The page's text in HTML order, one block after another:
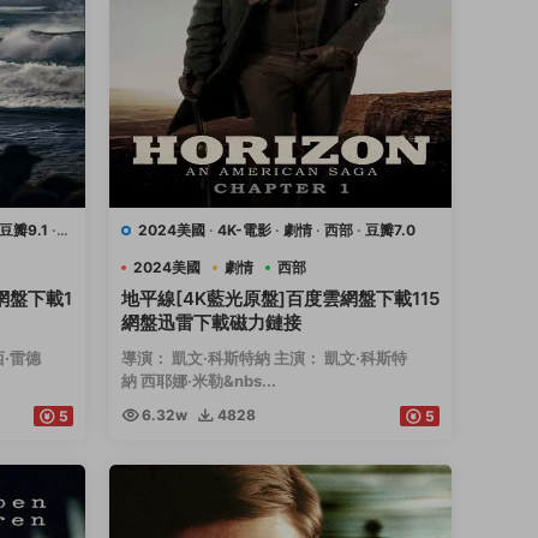
豆瓣9.1 ·
盤下載1
雷德
5
2024美國 · 4K-電影 · 劇情 · 西部 · 豆瓣7.0
2024美國 劇情 西部
地平線[4K藍光原盤]百度雲網盤下載115
網盤迅雷下載磁力鏈接
導演： 凱文·科斯特納 主演： 凱文·科斯特
納 西耶娜·米勒&nbs...
6.32w 4828 5